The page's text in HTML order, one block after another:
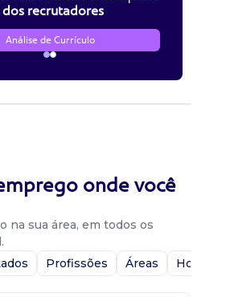
recrutadores
Análise de Currículo
onde você
na sua área, em todos os
Profissões Áreas Home-